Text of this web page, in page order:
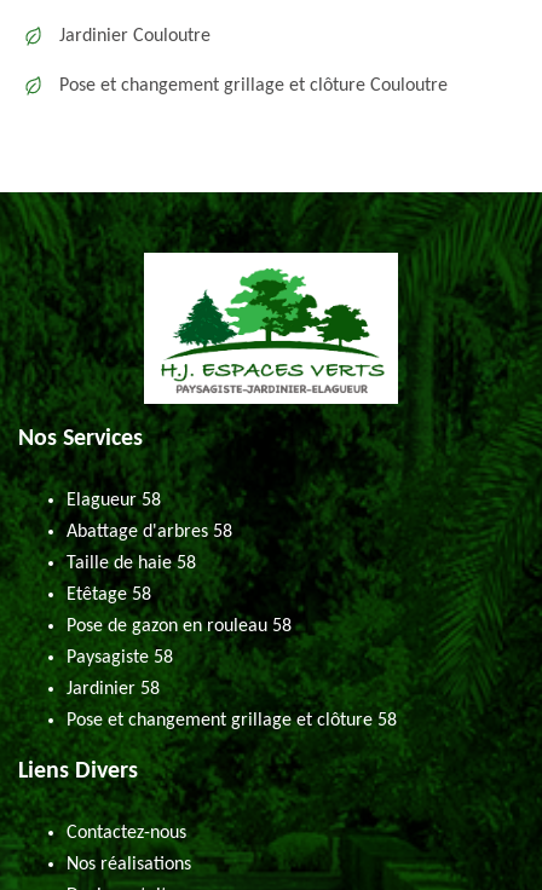
Jardinier Couloutre
Pose et changement grillage et clôture Couloutre
Nos Services
Elagueur 58
Abattage d'arbres 58
Taille de haie 58
Etêtage 58
Pose de gazon en rouleau 58
Paysagiste 58
Jardinier 58
Pose et changement grillage et clôture 58
Liens Divers
Contactez-nous
Nos réalisations